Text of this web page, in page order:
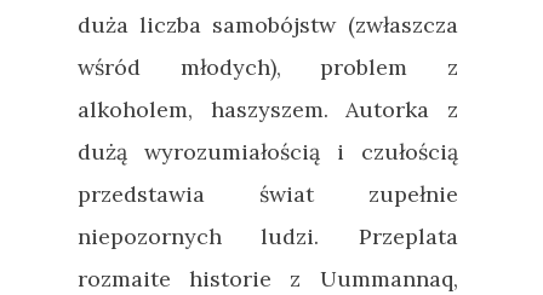
duża liczba samobójstw (zwłaszcza
wśród młodych), problem z
alkoholem, haszyszem. Autorka z
dużą wyrozumiałością i czułością
przedstawia świat zupełnie
niepozornych ludzi. Przeplata
rozmaite historie z Uummannaq,